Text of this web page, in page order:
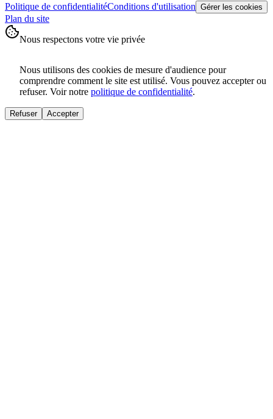
Politique de confidentialitéConditions d'utilisation Gérer les cookies
Plan du site
Nous respectons votre vie privée
Nous utilisons des cookies de mesure d'audience pour
comprendre comment le site est utilisé. Vous pouvez accepter ou
refuser. Voir notre politique de confidentialité.
Refuser Accepter